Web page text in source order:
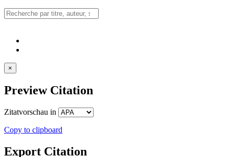
×
Preview Citation
Zitatvorschau in
Copy to clipboard
Export Citation